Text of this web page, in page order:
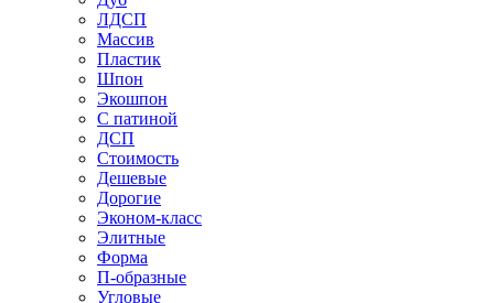
ЛДСП
Массив
Пластик
Шпон
Экошпон
С патиной
ДСП
Стоимость
Дешевые
Дорогие
Эконом-класс
Элитные
Форма
П-образные
Угловые